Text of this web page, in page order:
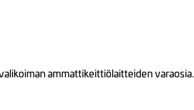
ammattikeittiölaitteiden varaosia.